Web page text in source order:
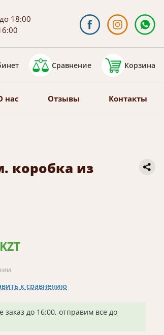
18:00
Сравнение Корзина
нас Отзывы Контакты
коробка из
к сравнению
заказ до 16:00, отправим все до